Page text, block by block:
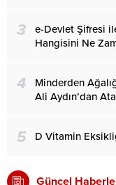
3
e-Devlet Şifresi
Hangisini Ne
4
Minderden
Ali Aydın’dan
5 D Vitamin
Güncel